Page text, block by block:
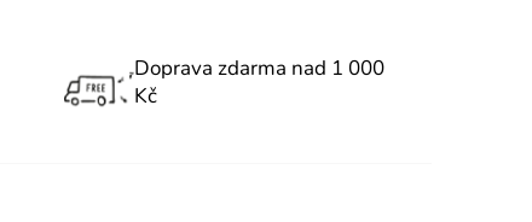
Doprava zdarma nad 1 000
Kč